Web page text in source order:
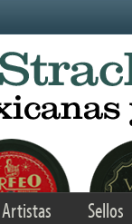
Artistas Sellos